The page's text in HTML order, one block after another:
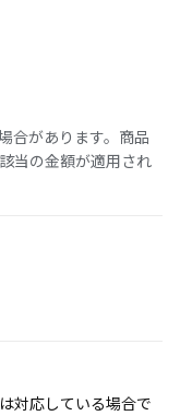
合があります。商品
当の金額が適用され
対応している場合で